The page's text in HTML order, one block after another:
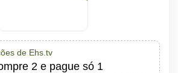
de Ehs.tv
2 e pague só 1